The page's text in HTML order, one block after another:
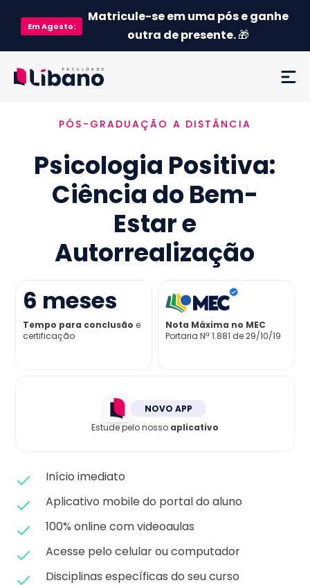
EmAgosto:
Matricule-se em uma pós e ganhe
outra de presente.🎁
Ementa
Como funciona
Credenciamento MEC
Matricule-se
PÓS-GRADUAÇÃO A DISTÂNCIA
Psicologia Positiva:
Ciência do Bem-
Estar e
Autorrealização
6 meses
Tempo para conclusão e
certificação
Nota Máxima no MEC
Portaria Nª 1.881 de 29/10/19
NOVO APP
Estude pelo nosso aplicativo
Início imediato
Aplicativo mobile do portal do aluno
100% online com videoaulas
Acesse pelo celular ou computador
Disciplinas específicas do seu curso